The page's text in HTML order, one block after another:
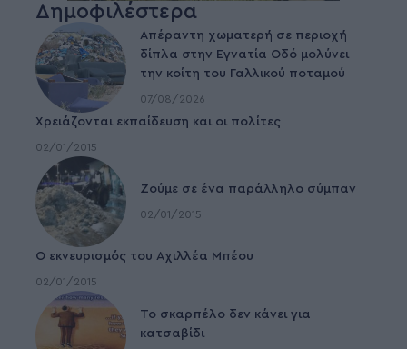
Δημοφιλέστερα
Απέραντη χωματερή σε περιοχή
δίπλα στην Εγνατία Οδό μολύνει
την κοίτη του Γαλλικού ποταμού
07/08/2026
Χρειάζονται εκπαίδευση και οι πολίτες
02/01/2015
Ζούμε σε ένα παράλληλο σύμπαν
02/01/2015
Ο εκνευρισμός του Αχιλλέα Μπέου
02/01/2015
To σκαρπέλο δεν κάνει για
κατσαβίδι